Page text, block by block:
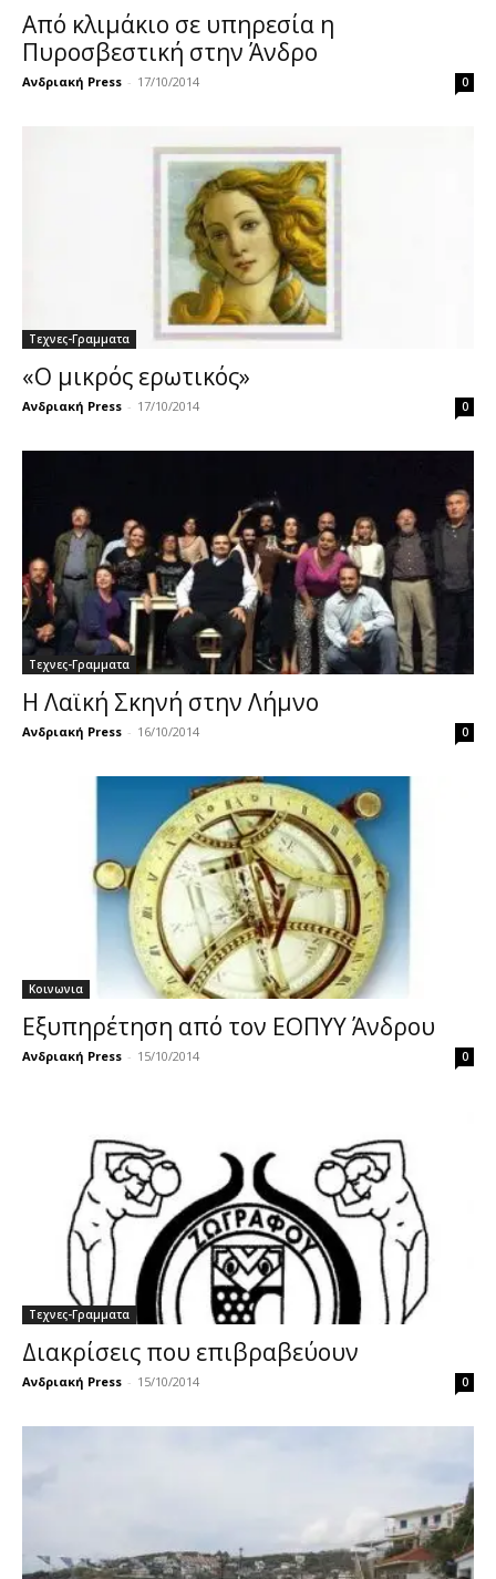
Από κλιμάκιο σε υπηρεσία η
Πυροσβεστική στην Άνδρο
Ανδριακή Press - 17/10/2014 0
Τεχνες-Γραμματα
«Ο μικρός ερωτικός»
Ανδριακή Press - 17/10/2014 0
Τεχνες-Γραμματα
Η Λαϊκή Σκηνή στην Λήμνο
Ανδριακή Press - 16/10/2014 0
Κοινωνια
Εξυπηρέτηση από τον ΕΟΠΥΥ Άνδρου
Ανδριακή Press - 15/10/2014 0
Τεχνες-Γραμματα
Διακρίσεις που επιβραβεύουν
Ανδριακή Press - 15/10/2014 0